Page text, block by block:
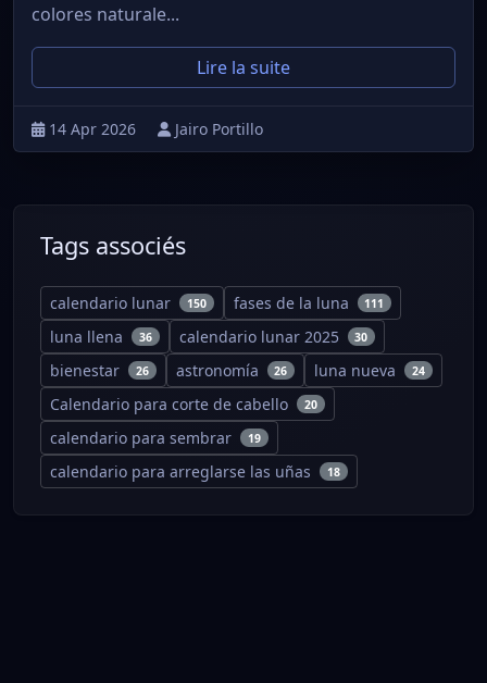
colores naturale...
Lire la suite
14 Apr 2026 Jairo Portillo
Tags associés
calendario lunar 150 fases de la luna 111
luna llena 36 calendario lunar 2025 30
bienestar 26 astronomía 26 luna nueva 24
Calendario para corte de cabello 20
calendario para sembrar 19
calendario para arreglarse las uñas 18